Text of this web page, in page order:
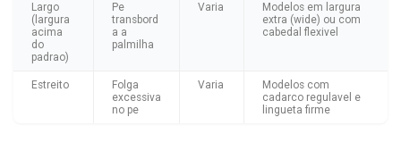
Largo
(largura
acima
do
padrao)
Pe
transbord
a a
palmilha
Varia
Modelos em largura
extra (wide) ou com
cabedal flexivel
Estreito
Folga
excessiva
no pe
Varia
Modelos com
cadarco regulavel e
lingueta firme